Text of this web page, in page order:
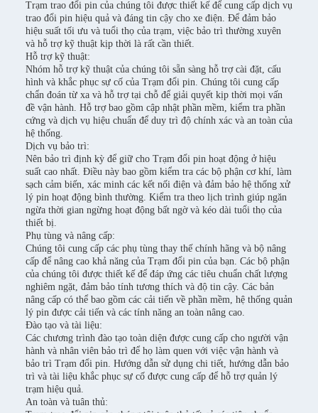
Trạm trao đổi pin của chúng tôi được thiết kế để cung cấp dịch vụ
trao đổi pin hiệu quả và đáng tin cậy cho xe điện. Để đảm bảo
hiệu suất tối ưu và tuổi thọ của trạm, việc bảo trì thường xuyên
và hỗ trợ kỹ thuật kịp thời là rất cần thiết.
Hỗ trợ kỹ thuật:
Nhóm hỗ trợ kỹ thuật của chúng tôi sẵn sàng hỗ trợ cài đặt, cấu
hình và khắc phục sự cố của Trạm đổi pin. Chúng tôi cung cấp
chẩn đoán từ xa và hỗ trợ tại chỗ để giải quyết kịp thời mọi vấn
đề vận hành. Hỗ trợ bao gồm cập nhật phần mềm, kiểm tra phần
cứng và dịch vụ hiệu chuẩn để duy trì độ chính xác và an toàn của
hệ thống.
Dịch vụ bảo trì:
Nên bảo trì định kỳ để giữ cho Trạm đổi pin hoạt động ở hiệu
suất cao nhất. Điều này bao gồm kiểm tra các bộ phận cơ khí, làm
sạch cảm biến, xác minh các kết nối điện và đảm bảo hệ thống xử
lý pin hoạt động bình thường. Kiểm tra theo lịch trình giúp ngăn
ngừa thời gian ngừng hoạt động bất ngờ và kéo dài tuổi thọ của
thiết bị.
Phụ tùng và nâng cấp:
Chúng tôi cung cấp các phụ tùng thay thế chính hãng và bộ nâng
cấp để nâng cao khả năng của Trạm đổi pin của bạn. Các bộ phận
của chúng tôi được thiết kế để đáp ứng các tiêu chuẩn chất lượng
nghiêm ngặt, đảm bảo tính tương thích và độ tin cậy. Các bản
nâng cấp có thể bao gồm các cải tiến về phần mềm, hệ thống quản
lý pin được cải tiến và các tính năng an toàn nâng cao.
Đào tạo và tài liệu:
Các chương trình đào tạo toàn diện được cung cấp cho người vận
hành và nhân viên bảo trì để họ làm quen với việc vận hành và
bảo trì Trạm đổi pin. Hướng dẫn sử dụng chi tiết, hướng dẫn bảo
trì và tài liệu khắc phục sự cố được cung cấp để hỗ trợ quản lý
trạm hiệu quả.
An toàn và tuân thủ: